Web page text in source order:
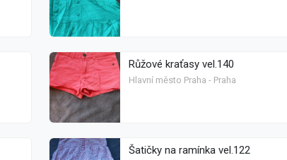
Růžové kraťasy vel.140
Hlavní město Praha - Praha
Šatičky na ramínka vel.122